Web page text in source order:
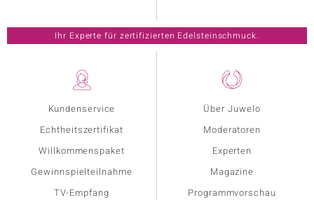
Kundenservice
Echtheitszertifikat
Willkommenspaket
Gewinnspielteilnahme
TV-Empfang
Über Juwelo
Moderatoren
Experten
Magazine
Programmvorschau
Ihr Experte für zertifizierten Edelsteinschmuck.